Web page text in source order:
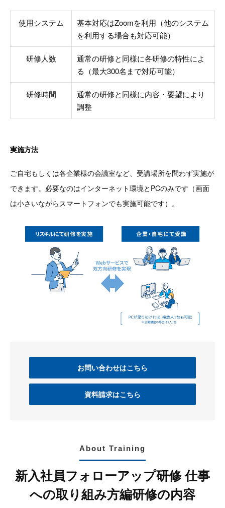
使用システム
基本対応はZoomを利用（他のシステム
を利用する場合も対応可能）
研修人数
通常の研修と同様に各研修の特性によ
る（最大300名まで対応可能）
研修時間
通常の研修と同様に内容・要望により
調整
実施方法
ご自宅もしくは各企業様の会議室など、受講場所を問わず実施が
できます。必要なのはインターネット環境とPCのみです（画面
は小さいながらスマートフォンでも実施可能です）。
お問い合わせはこちら
資料請求はこちら
About Training
新入社員フォローアップ研修 仕事
への取り組み方編研修の内容